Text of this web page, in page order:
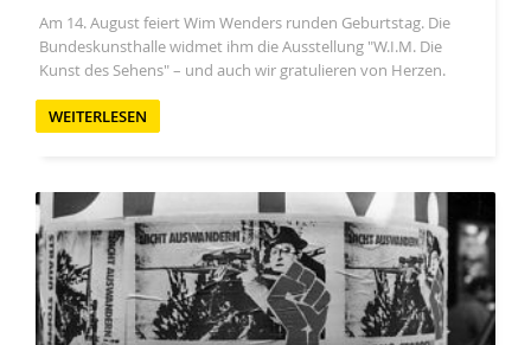
Am 14. August feiert Wim Wenders runden Geburtstag. Die
Bundeskunsthalle widmet ihm die Ausstellung "W.I.M. Die
Kunst des Sehens" – und auch wir gratulieren von Herzen.
WEITERLESEN